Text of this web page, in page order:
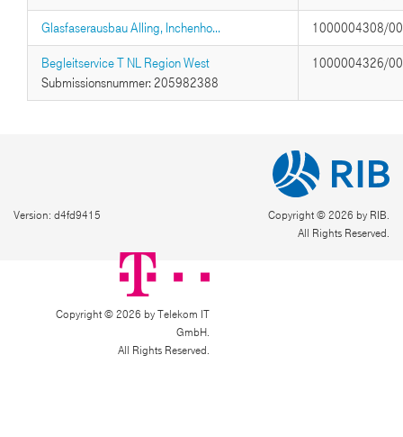
Glasfaserausbau Alling, Inchenho... 1000004308/
Begleitservice T NL Region West
Submissionsnummer: 205982388
1000004326/
Version: d4fd9415
Copyright © 2026 by RIB.
All Rights Reserved.
Copyright © 2026 by Telekom IT
GmbH.
All Rights Reserved.